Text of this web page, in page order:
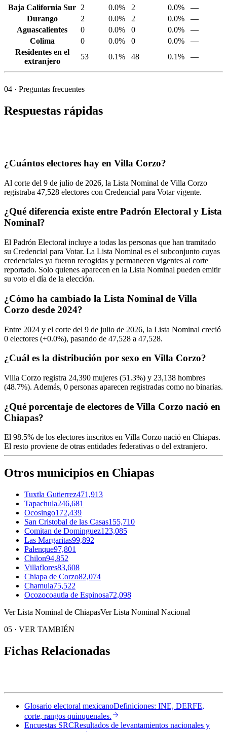
Baja California Sur 2 0.0% 2 0.0%
—
Durango
2 0.0% 2 0.0%
—
Aguascalientes
0 0.0% 0 0.0%
—
Colima
0 0.0% 0 0.0%
—
Residentes en el
extranjero
53 0.1% 48 0.1% —
04 · Preguntas frecuentes
Respuestas rápidas
¿Cuántos electores hay en Villa Corzo?
Al corte del 9 de julio de 2026, la Lista Nominal de Villa Corzo
registraba 47,528 electores con Credencial para Votar vigente.
¿Qué diferencia existe entre Padrón Electoral y Lista
Nominal?
El Padrón Electoral incluye a todas las personas que han tramitado
su Credencial para Votar. La Lista Nominal es el subconjunto cuyas
credenciales ya fueron recogidas y permanecen vigentes al corte
reportado. Solo quienes aparecen en la Lista Nominal pueden emitir
su voto el día de la elección.
¿Cómo ha cambiado la Lista Nominal de Villa
Corzo desde 2024?
Entre 2024 y el corte del 9 de julio de 2026, la Lista Nominal creció
0 electores (+0.0%), pasando de 47,528 a 47,528.
¿Cuál es la distribución por sexo en Villa Corzo?
Villa Corzo registra 24,390 mujeres (51.3%) y 23,138 hombres
(48.7%). Además, 0 personas aparecen registradas como no binarias.
¿Qué porcentaje de electores de Villa Corzo nació en
Chiapas?
El 98.5% de los electores inscritos en Villa Corzo nació en Chiapas.
El resto proviene de otras entidades federativas o del extranjero.
Otros municipios en Chiapas
Tuxtla Gutierrez471,913
Tapachula246,681
Ocosingo172,439
San Cristobal de las Casas155,710
Comitan de Dominguez123,085
Las Margaritas99,892
Palenque97,801
Chilon94,852
Villaflores83,608
Chiapa de Corzo82,074
Chamula75,522
Ocozocoautla de Espinosa72,098
Ver Lista Nominal de ChiapasVer Lista Nominal Nacional
05 · VER TAMBIÉN
Fichas Relacionadas
Glosario electoral mexicanoDefiniciones: INE, DERFE,
corte, rangos quinquenales.
Encuestas SRCResultados de levantamientos nacionales y